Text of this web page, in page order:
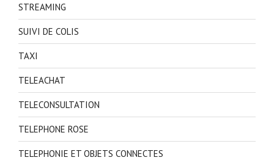
STREAMING
SUIVI DE COLIS
TAXI
TELEACHAT
TELECONSULTATION
TELEPHONE ROSE
TELEPHONIE ET OBJETS CONNECTES